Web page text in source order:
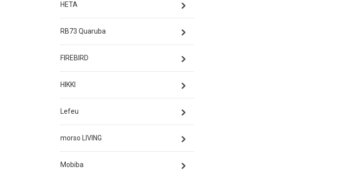
HETA
RB73 Quaruba
FIREBIRD
HIKKI
Lefeu
morso LIVING
Mobiba